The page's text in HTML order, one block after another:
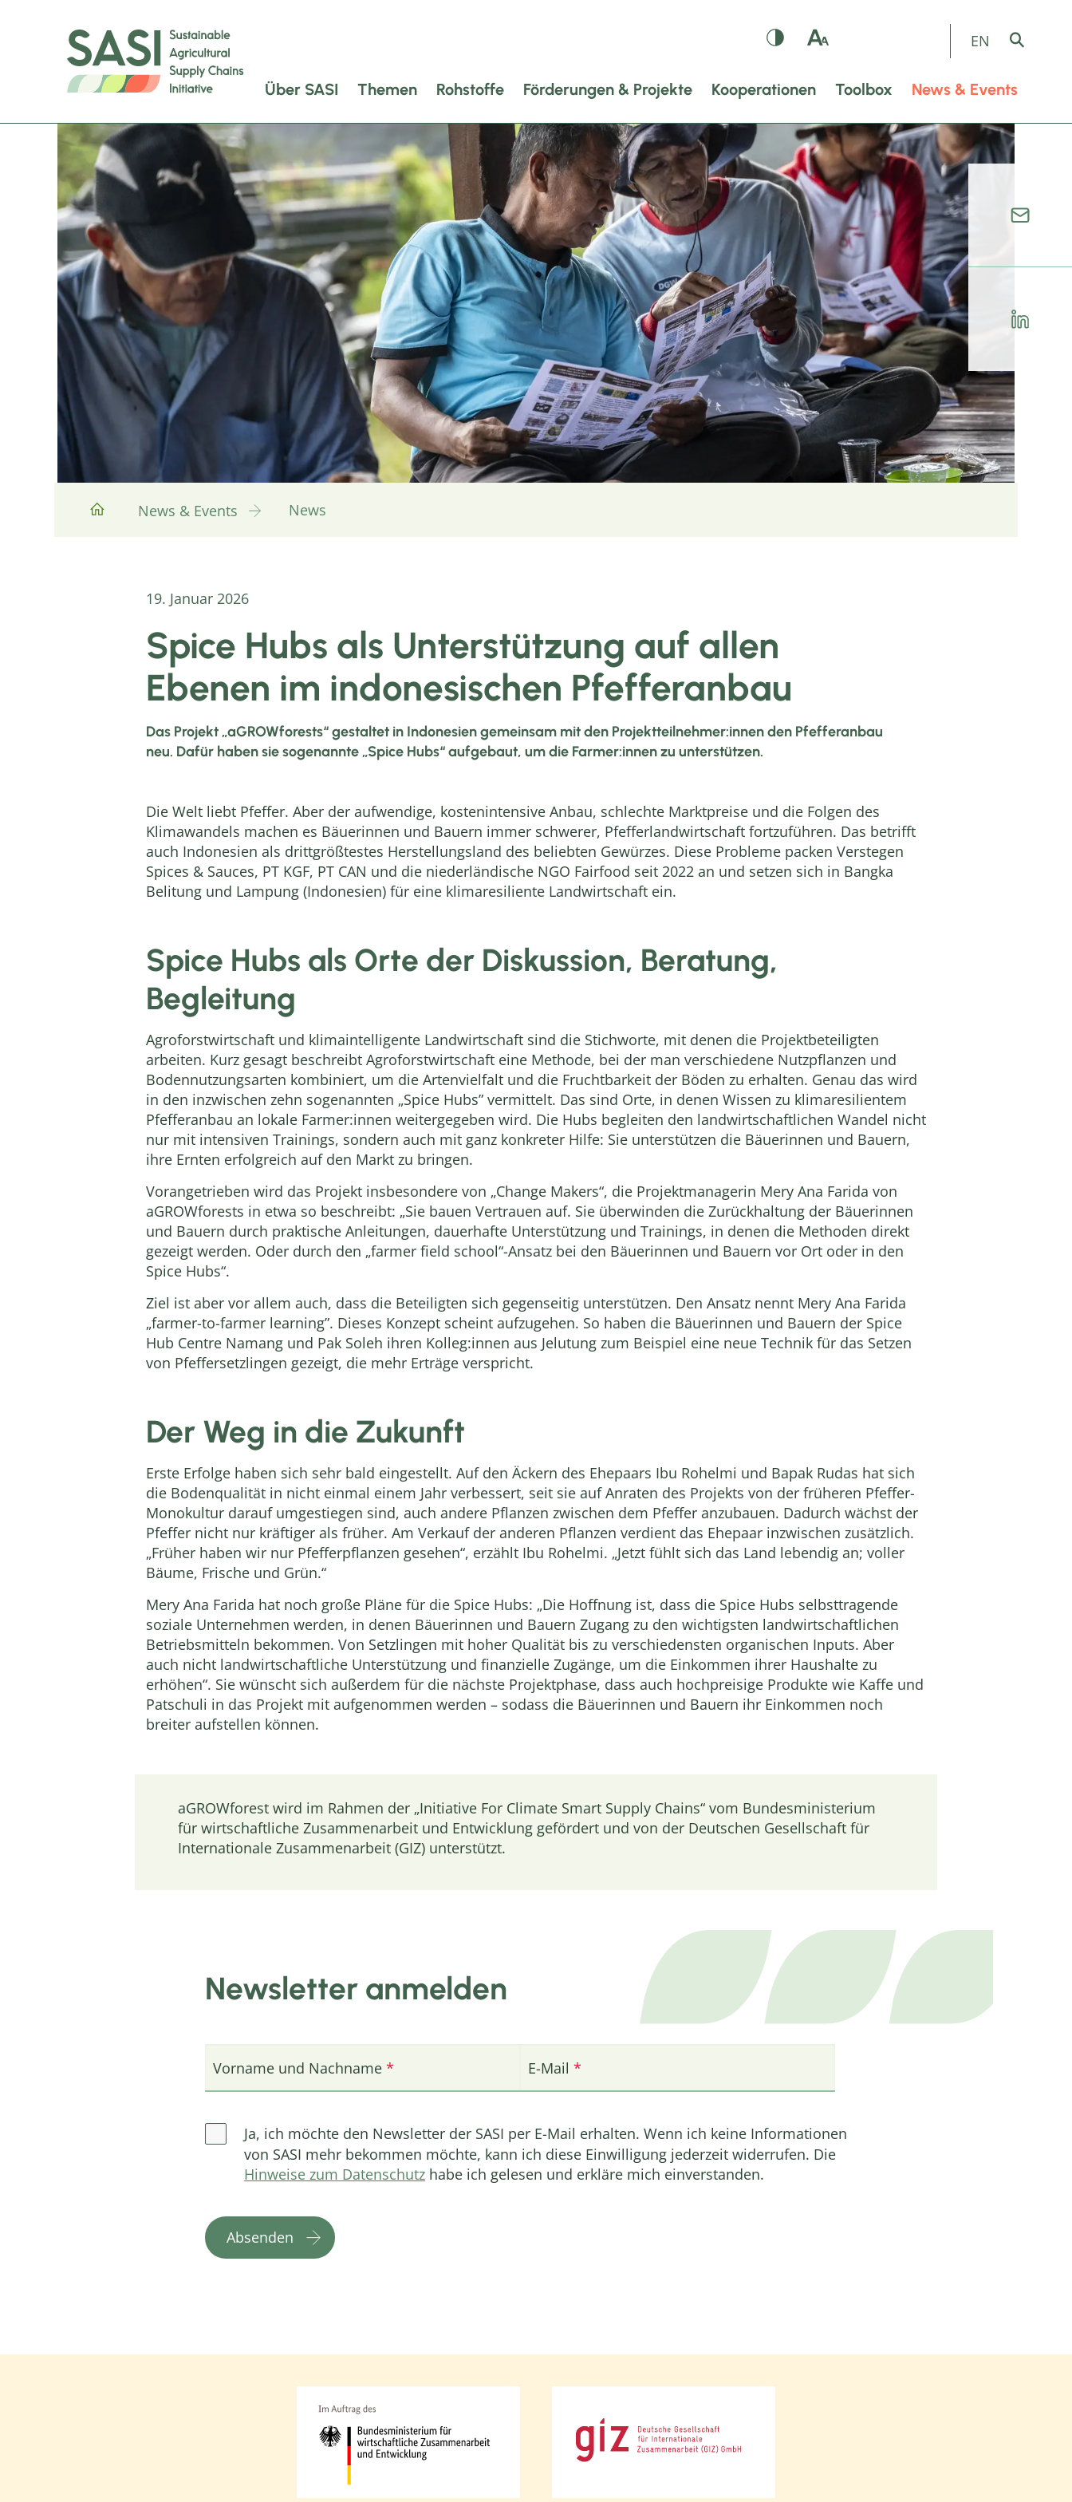
EN
Über SASI Themen Rohstoffe Förderungen & Projekte Kooperationen Toolbox News & Events
News & Events News
19. Januar 2026
Spice Hubs als Unterstützung auf allen
Ebenen im indonesischen Pfefferanbau
Das Projekt „aGROWforests“ gestaltet in Indonesien gemeinsam mit den Projektteilnehmer:innen den Pfefferanbau
neu. Dafür haben sie sogenannte „Spice Hubs“ aufgebaut, um die Farmer:innen zu unterstützen.
Die Welt liebt Pfeffer. Aber der aufwendige, kostenintensive Anbau, schlechte Marktpreise und die Folgen des
Klimawandels machen es Bäuerinnen und Bauern immer schwerer, Pfefferlandwirtschaft fortzuführen. Das betrifft
auch Indonesien als drittgrößtestes Herstellungsland des beliebten Gewürzes. Diese Probleme packen Verstegen
Spices & Sauces, PT KGF, PT CAN und die niederländische NGO Fairfood seit 2022 an und setzen sich in Bangka
Belitung und Lampung (Indonesien) für eine klimaresiliente Landwirtschaft ein.
Spice Hubs als Orte der Diskussion, Beratung,
Begleitung
Agroforstwirtschaft und klimaintelligente Landwirtschaft sind die Stichworte, mit denen die Projektbeteiligten
arbeiten. Kurz gesagt beschreibt Agroforstwirtschaft eine Methode, bei der man verschiedene Nutzpflanzen und
Bodennutzungsarten kombiniert, um die Artenvielfalt und die Fruchtbarkeit der Böden zu erhalten. Genau das wird
in den inzwischen zehn sogenannten „Spice Hubs” vermittelt. Das sind Orte, in denen Wissen zu klimaresilientem
Pfefferanbau an lokale Farmer:innen weitergegeben wird. Die Hubs begleiten den landwirtschaftlichen Wandel nicht
nur mit intensiven Trainings, sondern auch mit ganz konkreter Hilfe: Sie unterstützen die Bäuerinnen und Bauern,
ihre Ernten erfolgreich auf den Markt zu bringen.
Vorangetrieben wird das Projekt insbesondere von „Change Makers“, die Projektmanagerin Mery Ana Farida von
aGROWforests in etwa so beschreibt: „Sie bauen Vertrauen auf. Sie überwinden die Zurückhaltung der Bäuerinnen
und Bauern durch praktische Anleitungen, dauerhafte Unterstützung und Trainings, in denen die Methoden direkt
gezeigt werden. Oder durch den „farmer field school“-Ansatz bei den Bäuerinnen und Bauern vor Ort oder in den
Spice Hubs“.
Ziel ist aber vor allem auch, dass die Beteiligten sich gegenseitig unterstützen. Den Ansatz nennt Mery Ana Farida
„farmer-to-farmer learning”. Dieses Konzept scheint aufzugehen. So haben die Bäuerinnen und Bauern der Spice
Hub Centre Namang und Pak Soleh ihren Kolleg:innen aus Jelutung zum Beispiel eine neue Technik für das Setzen
von Pfeffersetzlingen gezeigt, die mehr Erträge verspricht.
Der Weg in die Zukunft
Erste Erfolge haben sich sehr bald eingestellt. Auf den Äckern des Ehepaars Ibu Rohelmi und Bapak Rudas hat sich
die Bodenqualität in nicht einmal einem Jahr verbessert, seit sie auf Anraten des Projekts von der früheren Pfeffer-
Monokultur darauf umgestiegen sind, auch andere Pflanzen zwischen dem Pfeffer anzubauen. Dadurch wächst der
Pfeffer nicht nur kräftiger als früher. Am Verkauf der anderen Pflanzen verdient das Ehepaar inzwischen zusätzlich.
„Früher haben wir nur Pfefferpflanzen gesehen“, erzählt Ibu Rohelmi. „Jetzt fühlt sich das Land lebendig an; voller
Bäume, Frische und Grün.“
Mery Ana Farida hat noch große Pläne für die Spice Hubs: „Die Hoffnung ist, dass die Spice Hubs selbsttragende
soziale Unternehmen werden, in denen Bäuerinnen und Bauern Zugang zu den wichtigsten landwirtschaftlichen
Betriebsmitteln bekommen. Von Setzlingen mit hoher Qualität bis zu verschiedensten organischen Inputs. Aber
auch nicht landwirtschaftliche Unterstützung und finanzielle Zugänge, um die Einkommen ihrer Haushalte zu
erhöhen“. Sie wünscht sich außerdem für die nächste Projektphase, dass auch hochpreisige Produkte wie Kaffe und
Patschuli in das Projekt mit aufgenommen werden – sodass die Bäuerinnen und Bauern ihr Einkommen noch
breiter aufstellen können.
aGROWforest wird im Rahmen der „Initiative For Climate Smart Supply Chains“ vom Bundesministerium
für wirtschaftliche Zusammenarbeit und Entwicklung gefördert und von der Deutschen Gesellschaft für
Internationale Zusammenarbeit (GIZ) unterstützt.
Newsletter anmelden
Vorname und Nachname E-Mail
Ja, ich möchte den Newsletter der SASI per E-Mail erhalten. Wenn ich keine Informationen
von SASI mehr bekommen möchte, kann ich diese Einwilligung jederzeit widerrufen. Die
Hinweise zum Datenschutz habe ich gelesen und erkläre mich einverstanden.
Absenden